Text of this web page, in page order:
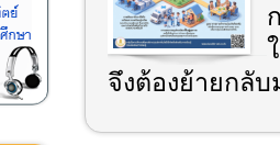
จึงต้องย้ายกลั